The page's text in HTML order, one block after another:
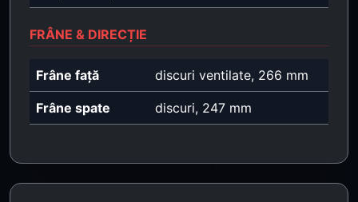
FRÂNE & DIRECȚIE
Frâne față discuri ventilate, 266 mm
Frâne spate discuri, 247 mm